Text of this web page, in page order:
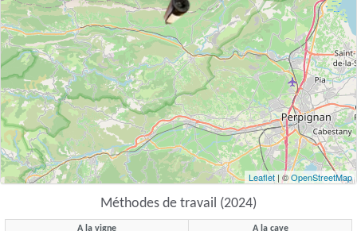
Leaflet | ©OpenStreetMap
Méthodes de travail (2024)
A la vigne A la cave